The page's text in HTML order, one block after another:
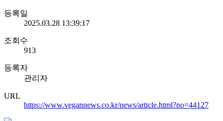
등록일
2025.03.28 13:39:17
조회수
913
등록자
관리자
URL
https://www.vegannews.co.kr/news/article.html?no=44127